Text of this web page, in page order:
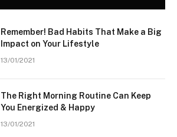
Remember! Bad Habits That Make a Big
Impact on Your Lifestyle
13/01/2021
The Right Morning Routine Can Keep
You Energized & Happy
13/01/2021